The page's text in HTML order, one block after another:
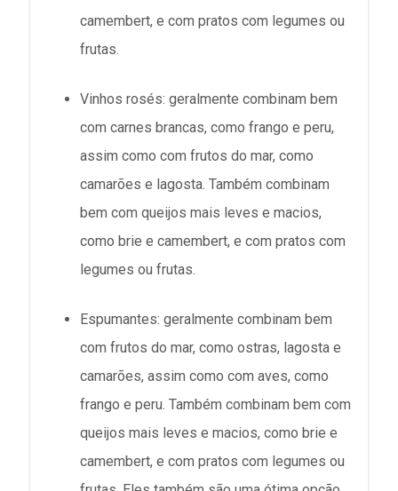
camembert, e com pratos com legumes ou
frutas.
Vinhos rosés: geralmente combinam bem
com carnes brancas, como frango e peru,
assim como com frutos do mar, como
camarões e lagosta. Também combinam
bem com queijos mais leves e macios,
como brie e camembert, e com pratos com
legumes ou frutas.
Espumantes: geralmente combinam bem
com frutos do mar, como ostras, lagosta e
camarões, assim como com aves, como
frango e peru. Também combinam bem com
queijos mais leves e macios, como brie e
camembert, e com pratos com legumes ou